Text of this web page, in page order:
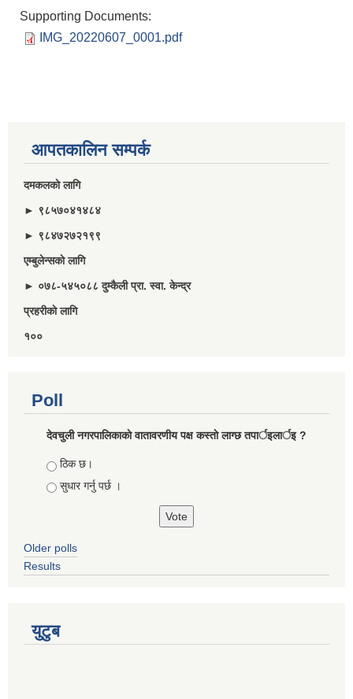
Supporting Documents:
IMG_20220607_0001.pdf
आपतकालिन सम्पर्क
दमकलकाे लागि
► ९८५७०४१४८४
► ९८४७२७२१९९
एम्बुलेन्सकाे लागि
► ०७८-५४५०८८ दुम्कैली प्रा. स्वा. केन्द्र
प्रहरीकाे लागि
१००
Poll
देवचुली नगरपालिकाकाे वातावरणीय पक्ष कस्ताे लाग्छ तपार्इलार्इ ?
Choices
ठिक छ।
सुधार गर्नु पर्छ ।
Older polls
Results
युटुब